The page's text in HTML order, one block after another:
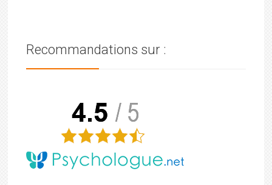
Recommandations sur :